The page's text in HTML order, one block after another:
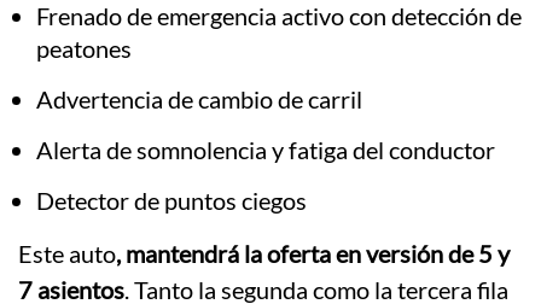
Frenado de emergencia activo con detección de
peatones
Advertencia de cambio de carril
Alerta de somnolencia y fatiga del conductor
Detector de puntos ciegos
Este auto, mantendrá la oferta en versión de 5 y
7 asientos. Tanto la segunda como la tercera fila